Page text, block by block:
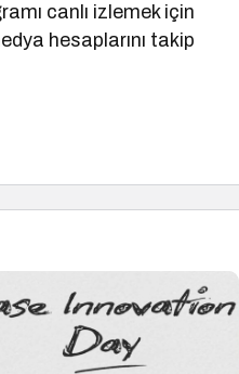
canlı izlemek için
hesaplarını takip